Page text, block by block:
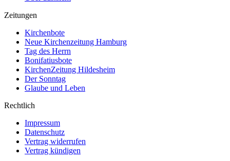
Zeitungen
Kirchenbote
Neue Kirchenzeitung Hamburg
Tag des Herrn
Bonifatiusbote
KirchenZeitung Hildesheim
Der Sonntag
Glaube und Leben
Rechtlich
Impressum
Datenschutz
Vertrag widerrufen
Vertrag kündigen